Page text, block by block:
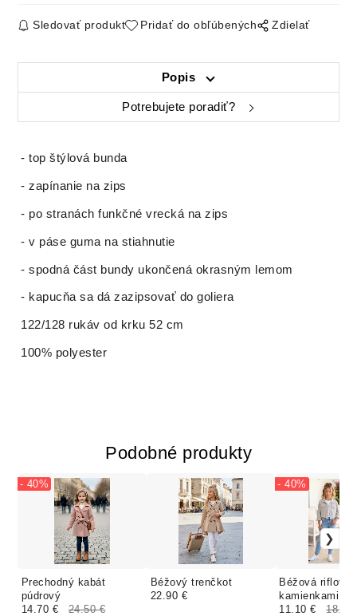
Sledovať produkt Pridať do obľúbených Zdielať
Popis
Potrebujete poradiť?
- top štýlová bunda
- zapínanie na zips
- po stranách funkčné vrecká na zips
- v páse guma na stiahnutie
- spodná část bundy ukončená okrasným lemom
- kapucňa sa dá zazipsovať do goliera
122/128 rukáv od krku 52 cm
100% polyester
Podobné produkty
Prechodný kabát
púdrový
- 40%
14.70 € 24.50 €
Béžový trenčkot
22.90 €
Béžová riflová
kamienkami
- 40%
11.10 € 18.50